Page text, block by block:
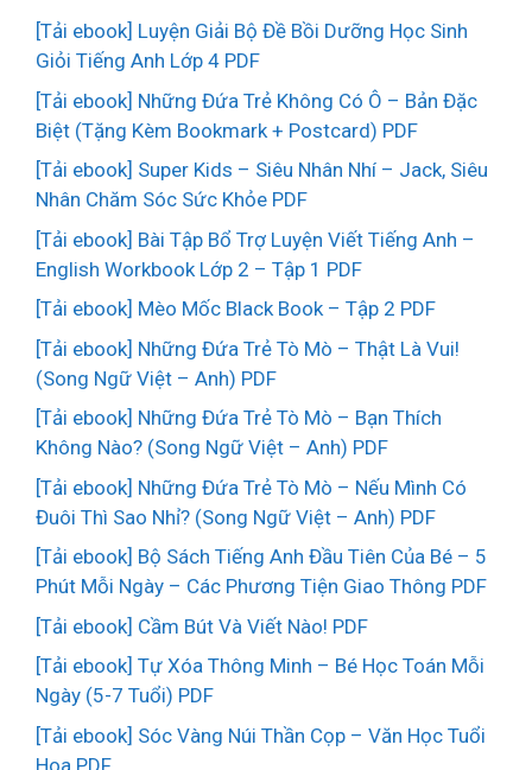
[Tải ebook] Luyện Giải Bộ Đề Bồi Dưỡng Học Sinh
Giỏi Tiếng Anh Lớp 4 PDF
[Tải ebook] Những Đứa Trẻ Không Có Ô – Bản Đặc
Biệt (Tặng Kèm Bookmark + Postcard) PDF
[Tải ebook] Super Kids – Siêu Nhân Nhí – Jack, Siêu
Nhân Chăm Sóc Sức Khỏe PDF
[Tải ebook] Bài Tập Bổ Trợ Luyện Viết Tiếng Anh –
English Workbook Lớp 2 – Tập 1 PDF
[Tải ebook] Mèo Mốc Black Book – Tập 2 PDF
[Tải ebook] Những Đứa Trẻ Tò Mò – Thật Là Vui!
(Song Ngữ Việt – Anh) PDF
[Tải ebook] Những Đứa Trẻ Tò Mò – Bạn Thích
Không Nào? (Song Ngữ Việt – Anh) PDF
[Tải ebook] Những Đứa Trẻ Tò Mò – Nếu Mình Có
Đuôi Thì Sao Nhỉ? (Song Ngữ Việt – Anh) PDF
[Tải ebook] Bộ Sách Tiếng Anh Đầu Tiên Của Bé – 5
Phút Mỗi Ngày – Các Phương Tiện Giao Thông PDF
[Tải ebook] Cầm Bút Và Viết Nào! PDF
[Tải ebook] Tự Xóa Thông Minh – Bé Học Toán Mỗi
Ngày (5-7 Tuổi) PDF
[Tải ebook] Sóc Vàng Núi Thần Cọp – Văn Học Tuổi
Hoa PDF